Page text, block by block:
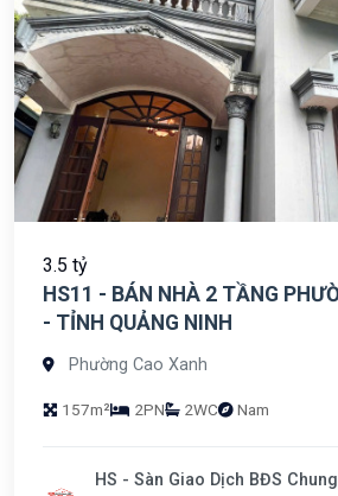
3.5 tỷ
HS11 - BÁN NHÀ 2 TẦNG
- TỈNH QUẢNG NINH
Phường Cao Xanh
157m² 2PN 2WC Nam
HS - Sàn Giao Dịch BĐS Chung